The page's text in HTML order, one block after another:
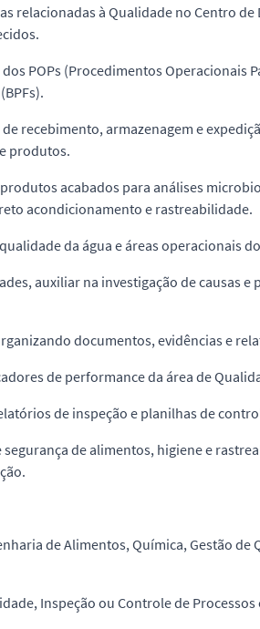
relacionadas à Qualidade no Centro
POPs (Procedimentos Operacionais
recebimento, armazenagem e
produtos.
acabados para análises
acondicionamento e rastreabilidade.
da água e áreas operacionais do
auxiliar na investigação de causas e
documentos, evidências e
de performance da área de
de inspeção e planilhas de
de alimentos, higiene e
de Alimentos, Química, Gestão
Inspeção ou Controle de